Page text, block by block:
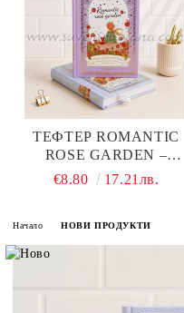
ТЕФТЕР ROMANTIC
ROSE GARDEN –
МАЛКИЯТ ПРИНЦ И
€8.80 17.21лв.
Начало НОВИ ПРОДУКТИ